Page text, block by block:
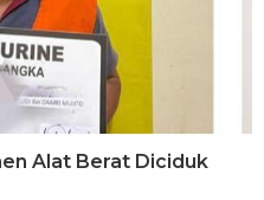
Alat Berat Diciduk